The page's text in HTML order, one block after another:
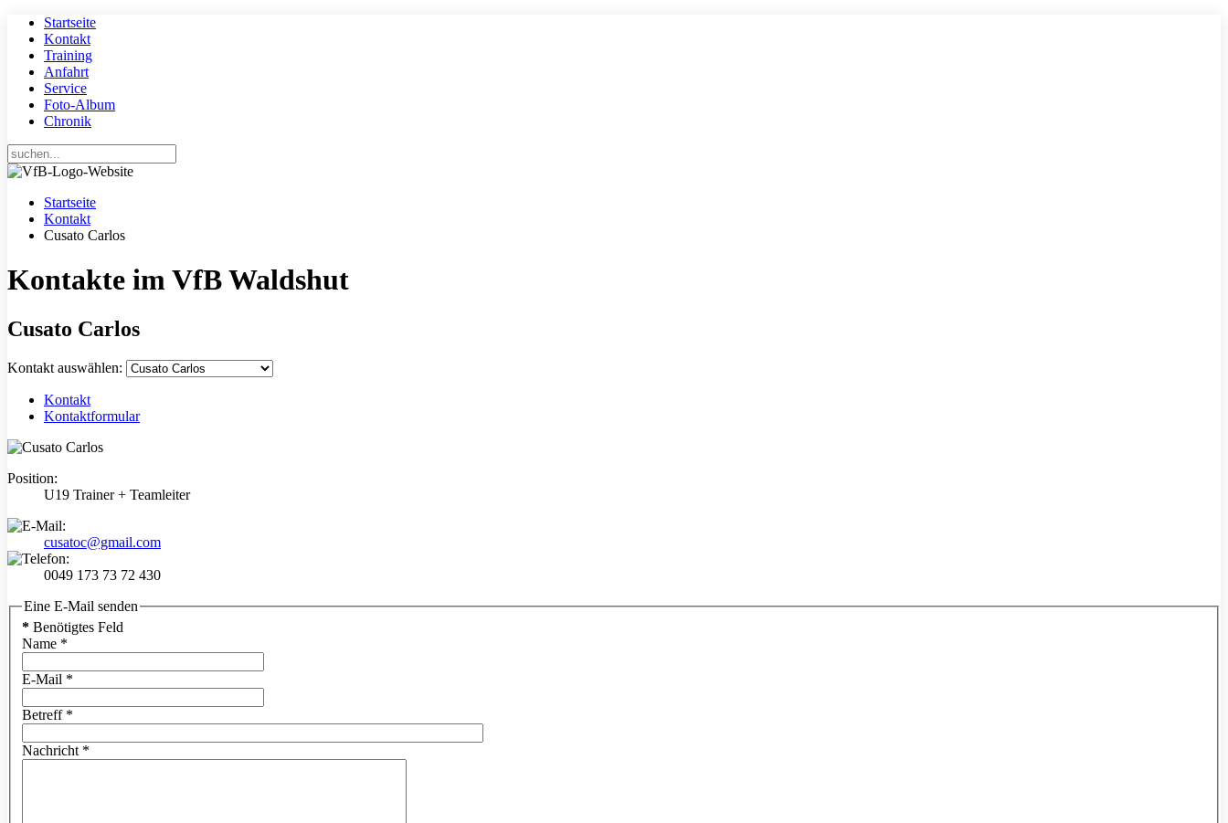
Startseite
Kontakt
Training
Anfahrt
Service
Foto-Album
Chronik
Startseite
Kontakt
Cusato Carlos
Kontakte im VfB Waldshut
Cusato Carlos
Kontakt auswählen:
Kontakt
Kontaktformular
Position:
U19 Trainer + Teamleiter
cusatoc@gmail.com
0049 173 73 72 430
Eine E-Mail senden
* Benötigtes Feld
Name *
E-Mail *
Betreff*
Nachricht *